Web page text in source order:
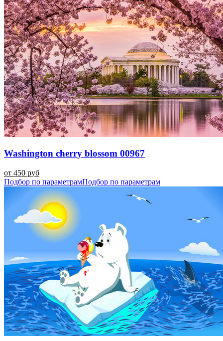
Washington cherry blossom 00967
от 450 руб
Подбор по параметрамПодбор по параметрам